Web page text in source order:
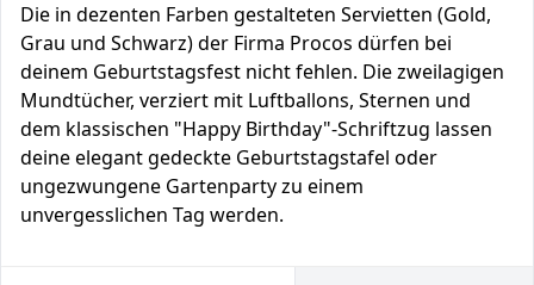
Die in dezenten Farben gestalteten Servietten (Gold,
Grau und Schwarz) der Firma Procos dürfen bei
deinem Geburtstagsfest nicht fehlen. Die zweilagigen
Mundtücher, verziert mit Luftballons, Sternen und
dem klassischen "Happy Birthday"-Schriftzug lassen
deine elegant gedeckte Geburtstagstafel oder
ungezwungene Gartenparty zu einem
unvergesslichen Tag werden.